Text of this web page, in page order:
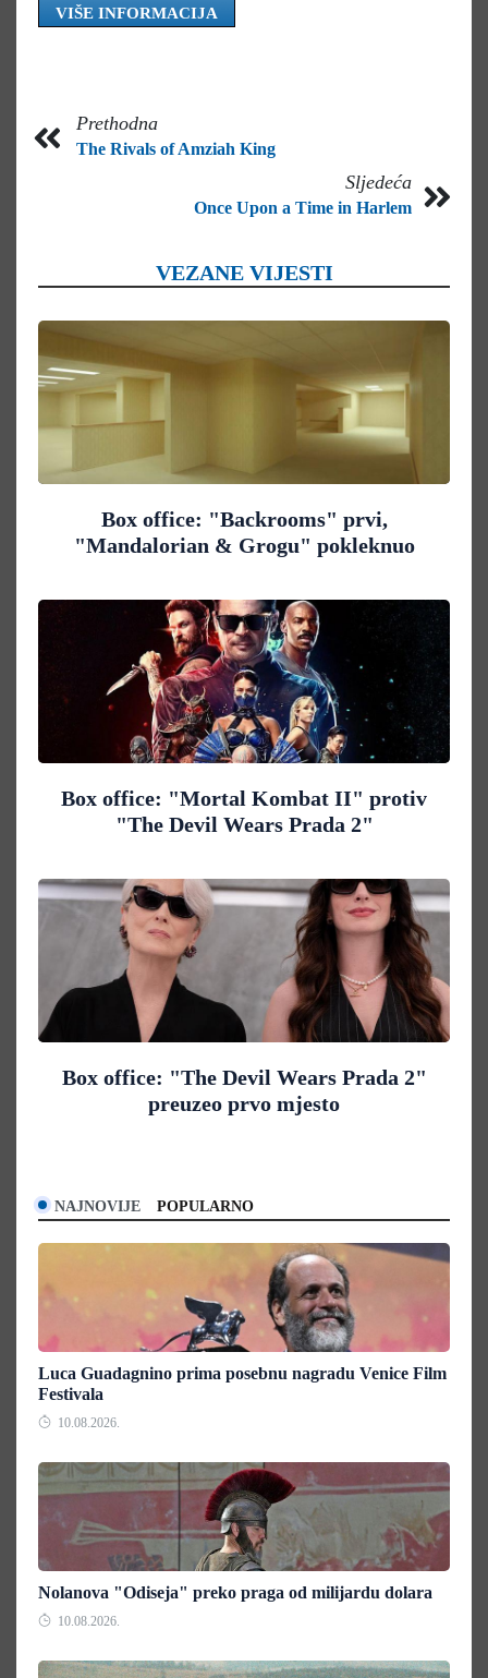
VIŠE INFORMACIJA
Prethodna
The Rivals of Amziah King
Sljedeća
Once Upon a Time in Harlem
VEZANE VIJESTI
Box office: "Backrooms" prvi,
"Mandalorian & Grogu" pokleknuo
Box office: "Mortal Kombat II" protiv
"The Devil Wears Prada 2"
Box office: "The Devil Wears Prada 2"
preuzeo prvo mjesto
NAJNOVIJE POPULARNO
Luca Guadagnino prima posebnu nagradu Venice Film
Festivala
10.08.2026.
Nolanova "Odiseja" preko praga od milijardu dolara
10.08.2026.